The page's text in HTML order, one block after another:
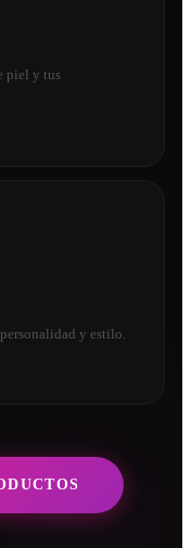
piel y tus
y estilo.